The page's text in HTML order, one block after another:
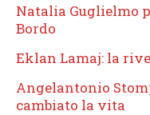
Natalia Guglielmo
Bordo
Eklan Lamaj: la
Angelantonio
cambiato la vita